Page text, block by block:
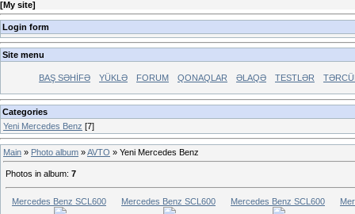
[My site]
Login form
Site menu
BAŞ SƏHİFƏ YÜKLƏ FORUM QONAQLAR ƏLAQƏ TESTLƏR
Categories
Yeni Mercedes Benz [7]
Main » Photo album »AVTO » Yeni Mercedes Benz
Photos in album: 7
Mercedes Benz SCL600 Mercedes Benz SCL600 Mercedes Benz SCL600